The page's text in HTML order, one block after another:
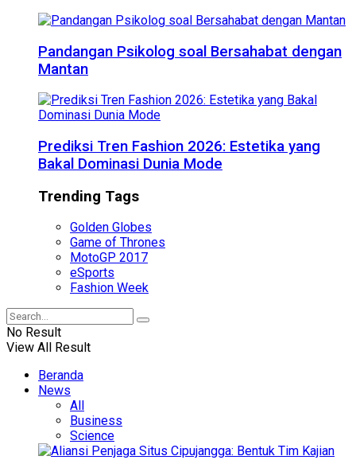
Pandangan Psikolog soal Bersahabat dengan
Mantan
Prediksi Tren Fashion 2026: Estetika yang
Bakal Dominasi Dunia Mode
Trending Tags
Golden Globes
Game of Thrones
MotoGP 2017
eSports
Fashion Week
No Result
View All Result
Beranda
News
All
Business
Science